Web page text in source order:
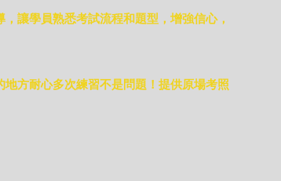
讓學員熟悉考試流程和題型，增強信心，
方耐心多次練習不是問題！提供原場考照